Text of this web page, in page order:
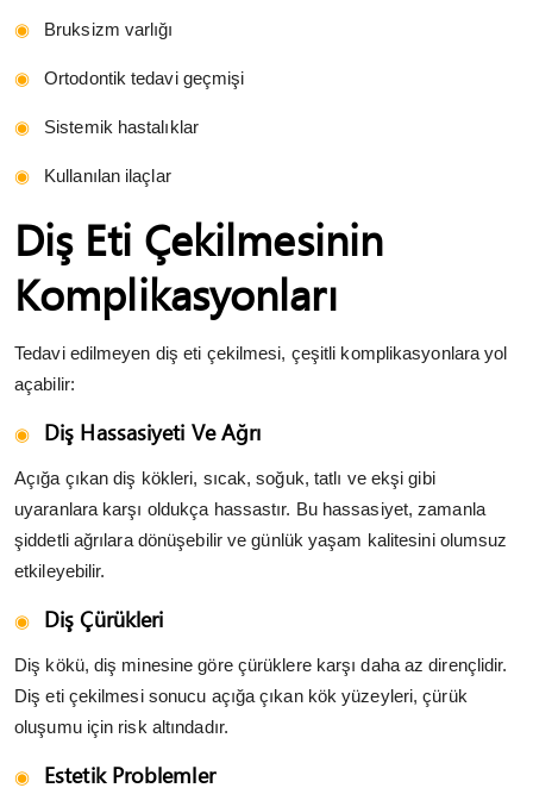
Bruksizm varlığı
Ortodontik tedavi geçmişi
Sistemik hastalıklar
Kullanılan ilaçlar
Diş Eti Çekilmesinin
Komplikasyonları
Tedavi edilmeyen diş eti çekilmesi, çeşitli komplikasyonlara yol
açabilir:
Diş Hassasiyeti Ve Ağrı
Açığa çıkan diş kökleri, sıcak, soğuk, tatlı ve ekşi gibi
uyaranlara karşı oldukça hassastır. Bu hassasiyet, zamanla
şiddetli ağrılara dönüşebilir ve günlük yaşam kalitesini olumsuz
etkileyebilir.
Diş Çürükleri
Diş kökü, diş minesine göre çürüklere karşı daha az dirençlidir.
Diş eti çekilmesi sonucu açığa çıkan kök yüzeyleri, çürük
oluşumu için risk altındadır.
Estetik Problemler